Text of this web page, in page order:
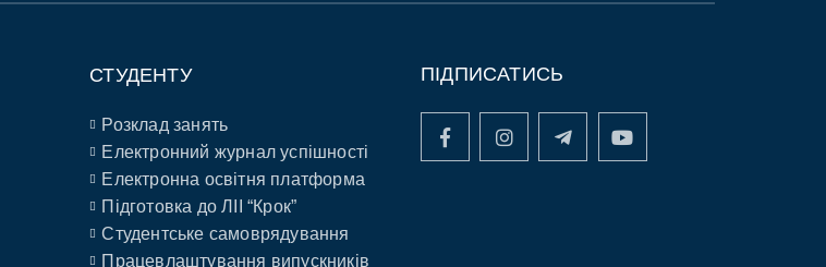
СТУДЕНТУ
Розклад занять
Електронний журнал успішності
Електронна освітня платформа
Підготовка до ЛІІ “Крок”
Студентське самоврядування
Працевлаштування випускників
ПІДПИСАТИСЬ